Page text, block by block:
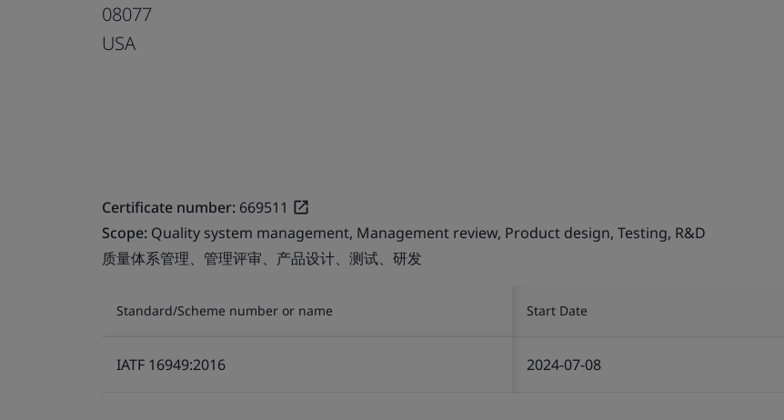
08077
USA
Certificate number: 669511
Scope: Quality system management, Management review, Product design, Testing, R&D
质量体系管理、管理评审、产品设计、测试、研发
Standard/Scheme number or name Start Date
IATF 16949:2016 2024-07-08